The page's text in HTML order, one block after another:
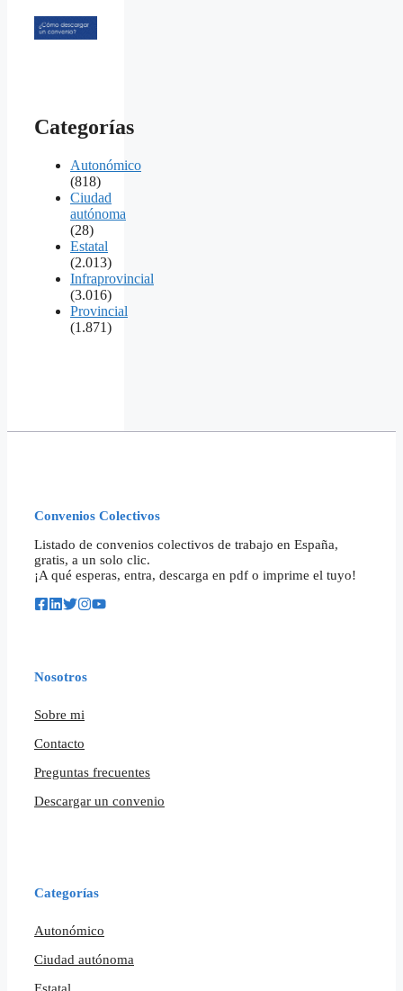
Categorías
Autonómico
(818)
Ciudad
autónoma
(28)
Estatal
(2.013)
Infraprovincial
(3.016)
Provincial
(1.871)
Convenios Colectivos
Listado de convenios colectivos de trabajo en España,
gratis, a un solo clic.
¡A qué esperas, entra, descarga en pdf o imprime el tuyo!
Nosotros
Sobre mi
Contacto
Preguntas frecuentes
Descargar un convenio
Categorías
Autonómico
Ciudad autónoma